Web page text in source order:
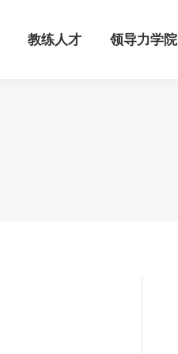
教练人才 领导力学院
教练人才 领导力学院